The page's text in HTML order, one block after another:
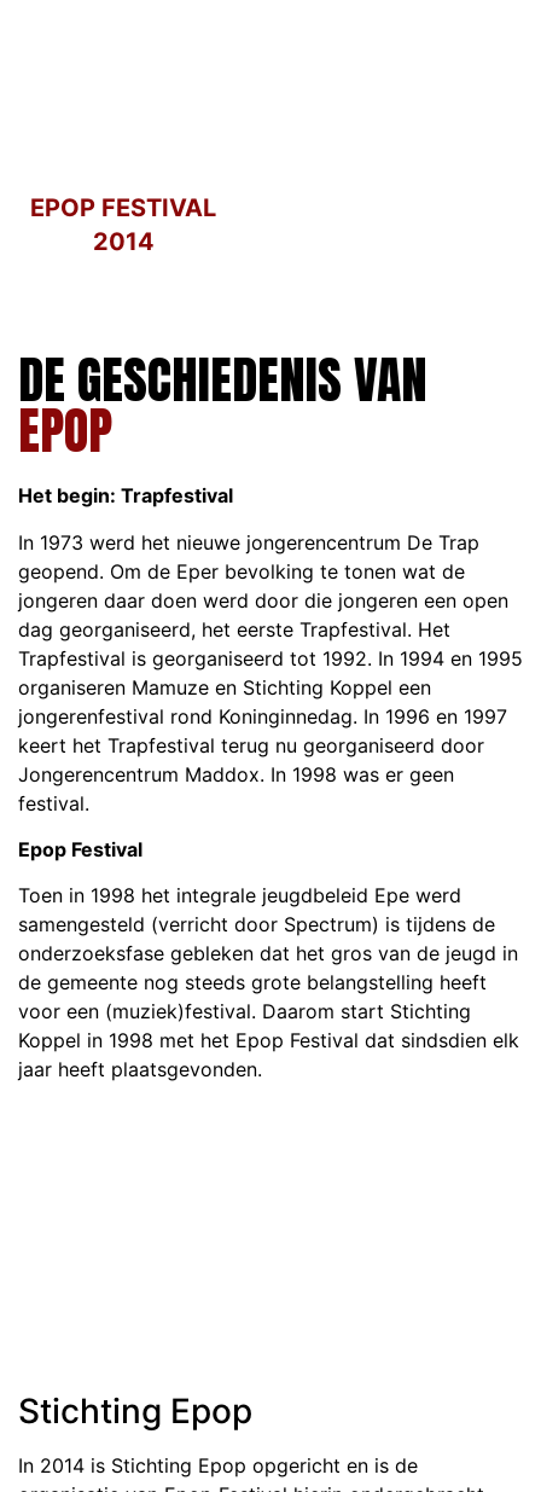
EPOP FESTIVAL
2014
DE GESCHIEDENIS VAN
EPOP
Het begin: Trapfestival
In 1973 werd het nieuwe jongerencentrum De Trap
geopend. Om de Eper bevolking te tonen wat de
jongeren daar doen werd door die jongeren een open
dag georganiseerd, het eerste Trapfestival. Het
Trapfestival is georganiseerd tot 1992. In 1994 en 1995
organiseren Mamuze en Stichting Koppel een
jongerenfestival rond Koninginnedag. In 1996 en 1997
keert het Trapfestival terug nu georganiseerd door
Jongerencentrum Maddox. In 1998 was er geen
festival.
Epop Festival
Toen in 1998 het integrale jeugdbeleid Epe werd
samengesteld (verricht door Spectrum) is tijdens de
onderzoeksfase gebleken dat het gros van de jeugd in
de gemeente nog steeds grote belangstelling heeft
voor een (muziek)festival. Daarom start Stichting
Koppel in 1998 met het Epop Festival dat sindsdien elk
jaar heeft plaatsgevonden.
Stichting Epop
In 2014 is Stichting Epop opgericht en is de